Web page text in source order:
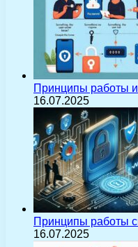
Принципы работы
16.07.2025
Принципы работы
16.07.2025